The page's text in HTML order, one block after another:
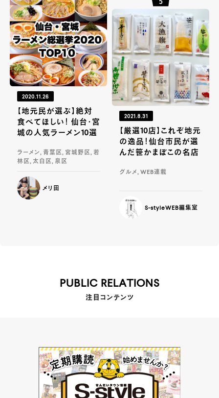
2020.11.26
【地元民が選ぶ】絶対
食べてほしい！ 仙台・宮
城の人気ラーメン10選
ラーメン, 青葉区, 宮城野区, 若
林区, 太白区, 泉区
メリ田
2021.8.31
【厳選10店】これぞ地元
の逸品！仙台市民が選
んだ笹かまぼこの名店
グルメ, WEB連載
S-styleWEB編集室
PUBLIC RELATIONS
注目コンテンツ